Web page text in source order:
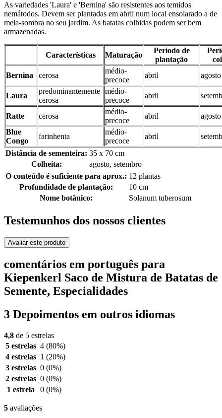
As variedades 'Laura' e 'Bernina' são resistentes aos temidos
nemátodos. Devem ser plantadas em abril num local ensolarado a de
meia-sombra no seu jardim. As batatas colhidas podem ser bem
armazenadas.
Características Maturação
Período de
plantação
Bernina
cerosa
médio-
precoce
abril agosto
Laura
predominantemente
cerosa
médio-
precoce
abril
Ratte cerosa
médio-
precoce
abril
agosto
Blue
Congo
farinhenta
médio-
precoce
abril
Distância de sementeira: 35 x 70 cm
Colheita:
agosto, setembro
O conteúdo é suficiente para aprox.: 12 plantas
Profundidade de plantação:
10 cm
Nome botânico:
Solanum tuberosum
Testemunhos dos nossos clientes
Avaliar este produto
comentários em português para
Kiepenkerl Saco de Mistura de Batatas de
Semente, Especialidades
3 Depoimentos em outros idiomas
4,8 de 5 estrelas
5 estrelas 4 (80%)
4 estrelas 1 (20%)
3 estrelas 0 (0%)
2 estrelas 0 (0%)
1 estrela
0 (0%)
5 avaliações